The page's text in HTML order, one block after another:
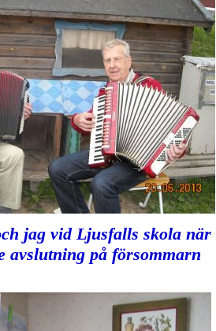
jag vid Ljusfalls skola när
avslutning på försommarn